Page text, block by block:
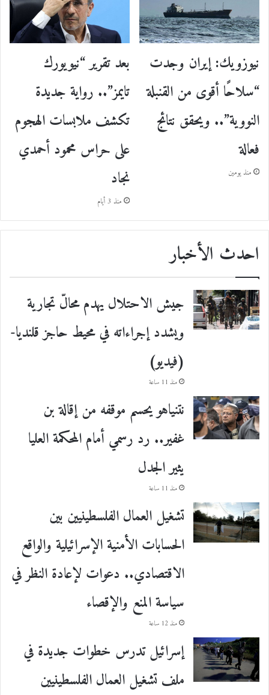
نيوزويك: إيران وجدت
“سلاحًا أقوى من القنبلة
النووية”.. ويحقق نتائج
فعالة
منذ يومين
بعد تقرير “نيويورك
تايمز”.. رواية جديدة
تكشف ملابسات الهجوم
على حراس محمود أحمدي
نجاد
منذ 3 أيام
احدث الأخبار
جيش الاحتلال يهدم محالّ تجارية
ويشدد إجراءاته في محيط حاجز قلنديا-
(فيديو)
منذ 11 ساعة
نتنياهو يحسم موقفه من إقالة بن
غفير.. رد رسمي أمام المحكمة العليا
يثير الجدل
منذ 11 ساعة
تشغيل العمال الفلسطينيين بين
الحسابات الأمنية الإسرائيلية والواقع
الاقتصادي.. دعوات لإعادة النظر في
سياسة المنع والإقصاء
منذ 12 ساعة
إسرائيل تدرس خطوات جديدة في
ملف تشغيل العمال الفلسطينيين